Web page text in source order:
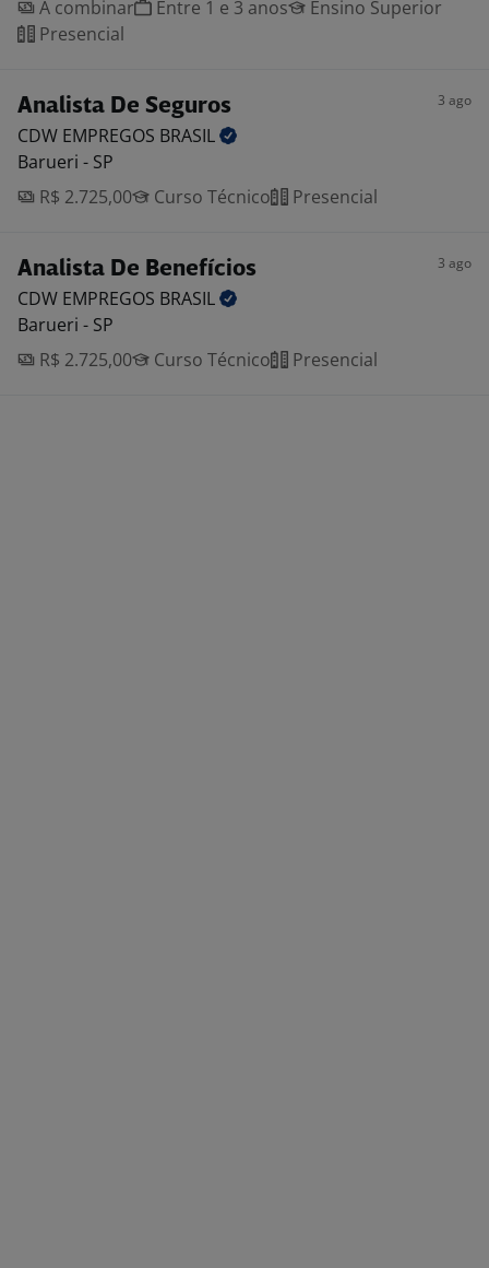
A combinar Entre 1 e 3 anos
Ensino Superior
Presencial
Analista De Seguros 3 ago
CDW EMPREGOS BRASIL
Barueri - SP
R$ 2.725,00
Curso Técnico Presencial
Analista De Benefícios 3 ago
CDW EMPREGOS BRASIL
Barueri - SP
R$ 2.725,00
Curso Técnico Presencial